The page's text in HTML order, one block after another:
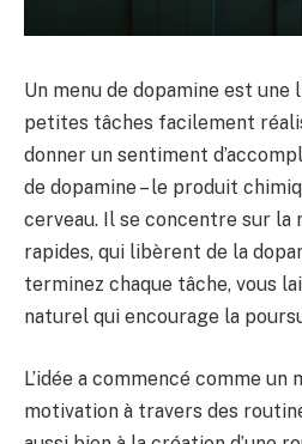
Un menu de dopamine est une
petites tâches facilement
donner un sentiment
de dopamine – le produit
cerveau. Il se concentre sur la
rapides, qui libèrent de la
terminez chaque tâche, vous
naturel qui encourage la
L’idée a commencé comme un
motivation à travers des